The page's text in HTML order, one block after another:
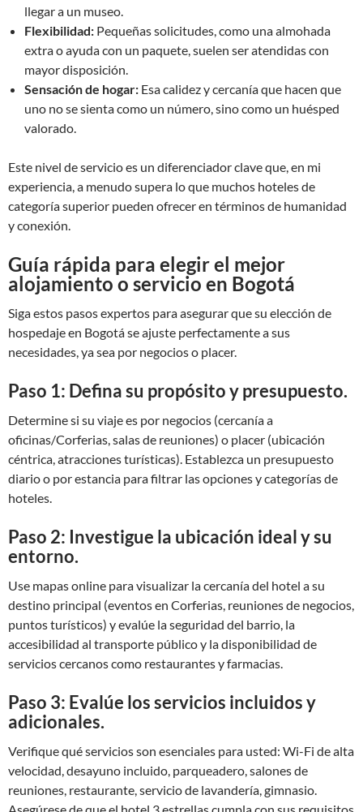
llegar a un museo.
Flexibilidad: Pequeñas solicitudes, como una almohada
extra o ayuda con un paquete, suelen ser atendidas con
mayor disposición.
Sensación de hogar: Esa calidez y cercanía que hacen que
uno no se sienta como un número, sino como un huésped
valorado.
Este nivel de servicio es un diferenciador clave que, en mi
experiencia, a menudo supera lo que muchos hoteles de
categoría superior pueden ofrecer en términos de humanidad
y conexión.
Guía rápida para elegir el mejor
alojamiento o servicio en Bogotá
Siga estos pasos expertos para asegurar que su elección de
hospedaje en Bogotá se ajuste perfectamente a sus
necesidades, ya sea por negocios o placer.
Paso 1: Defina su propósito y presupuesto.
Determine si su viaje es por negocios (cercanía a
oficinas/Corferias, salas de reuniones) o placer (ubicación
céntrica, atracciones turísticas). Establezca un presupuesto
diario o por estancia para filtrar las opciones y categorías de
hoteles.
Paso 2: Investigue la ubicación ideal y su
entorno.
Use mapas online para visualizar la cercanía del hotel a su
destino principal (eventos en Corferias, reuniones de negocios,
puntos turísticos) y evalúe la seguridad del barrio, la
accesibilidad al transporte público y la disponibilidad de
servicios cercanos como restaurantes y farmacias.
Paso 3: Evalúe los servicios incluidos y
adicionales.
Verifique qué servicios son esenciales para usted: Wi-Fi de alta
velocidad, desayuno incluido, parqueadero, salones de
reuniones, restaurante, servicio de lavandería, gimnasio.